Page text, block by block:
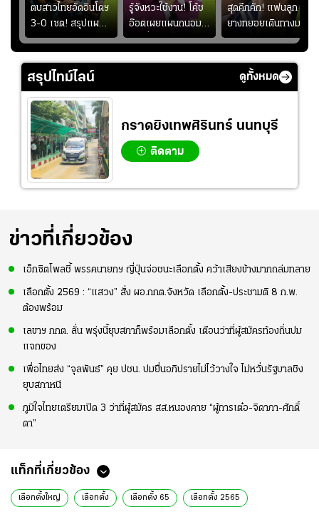
ตบสาวไทยอัดอินโดฯ
3-0 เซต! สรุปแผน
โค้ชอ๊อตติวเข้ม
ฟิตเนสต่อ พร้อมเผย
เหตุผล "บุ๋มบิ๋ม" ลง
ไม่เต็มเกม
รู้จังหวะใช้งาน! โค้ช
อ๊อตเผยแผนถนอม
“บุ๋มบิ๋ม” เพื่อรักษา
ร่างกายให้พร้อมที่สุด
สุดคึกคัก! แฟนลูก
ยางทยอยเดินทางมา
หน้าสนามกีฬา
สมโภชฯ กันอย่าง
คึกคัก ก่อนเกมเริ่ม
สรุปไทม์ไลน์ ดูทั้งหมด
กราดยิงเทพศิรินทร์ นนทบุรี
ติดตาม
ข่าวที่เกี่ยวข้อง
เอ็กซิตโพลชี้ พรรคนายกฯ ญี่ปุ่นจ่อชนะเลือกตั้ง คว้าเสียงข้างมากถล่มทลาย
เลือกตั้ง 2569 : “แสวง” สั่ง ผอ.กกต.จังหวัด เลือกตั้ง-ประชามติ 8 ก.พ.
ต้องพร้อม
เลขาฯ กกต. ลั่น พรุ่งนี้ยุบสภาก็พร้อมเลือกตั้ง เตือนว่าที่ผู้สมัครท้องถิ่นปม
แจกของ
เพื่อไทยส่ง “จุลพันธ์” คุย ปชน. ปมยื่นอภิปรายไม่ไว้วางใจ ไม่หวั่นรัฐบาลชิง
ยุบสภาหนี
ภูมิใจไทยเตรียมเปิด 3 ว่าที่ผู้สมัคร สส.หนองคาย “ผู้การเต๋อ-จิดาภา-ศักดิ์
ดา”
แท็กที่เกี่ยวข้อง
เลือกตั้งใหญ่ เลือกตั้ง เลือกตั้ง 65 เลือกตั้ง 2565